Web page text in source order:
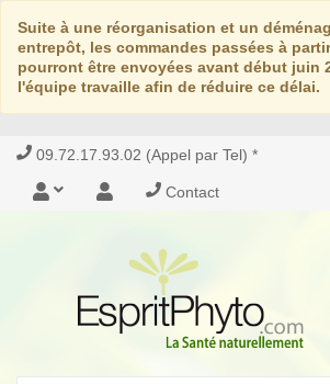
Suite à une réorganisation et un
entrepôt, les commandes passées à
pourront être envoyées avant début juin
l'équipe travaille afin de réduire ce délai.
09.72.17.93.02 (Appel par Tel) *
Contact